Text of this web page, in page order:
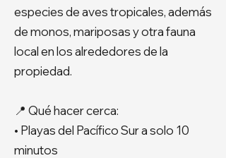
especies de aves tropicales, además
de monos, mariposas y otra fauna
local en los alrededores de la
propiedad.
📍 Qué hacer cerca:
• Playas del Pacífico Sur a solo 10
minutos